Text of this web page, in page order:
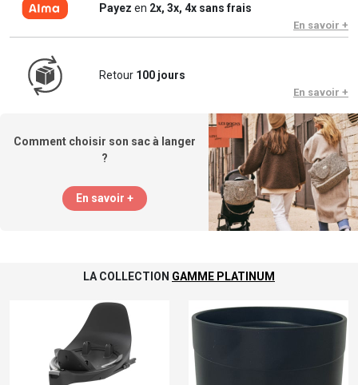
Payez en 2x, 3x, 4x sans frais
En savoir +
Retour 100 jours
En savoir +
Comment choisir son sac à langer
?
En savoir +
LA COLLECTION GAMME PLATINUM